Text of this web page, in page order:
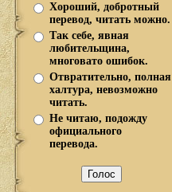
Хороший, добротный
перевод, читать можно.
Так себе, явная
любительщина,
многовато ошибок.
Отвратительно, полная
халтура, невозможно
читать.
Не читаю, подожду
официального
перевода.